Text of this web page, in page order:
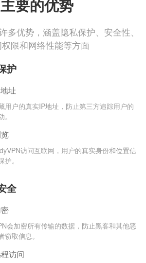
主要的优势
多优势，涵盖隐私保护、安全性、
限和网络性能等方面
护
址
用户的真实IP地址，防止第三方追踪用户的
访问互联网，用户的真实身份和位置信
护。
全
会加密所有传输的数据，防止黑客和其他恶
窃取信息。
访问